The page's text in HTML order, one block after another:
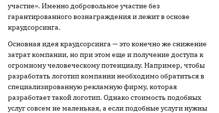
участие». Именно добровольное участие без
гарантированного вознаграждения и лежит в основе
краудсорсинга.
Основная идея краудсорсинга — это конечно же снижение
затрат компании, но при этом еще и получение доступа к
огромному человеческому потенциалу. Например, чтобы
разработать логотип компании необходимо обратиться в
специализированную рекламную фирму, которая
разработает такой логотип. Однако стоимость подобных
услуг совсем не маленькая, а если подобные услуги нужны